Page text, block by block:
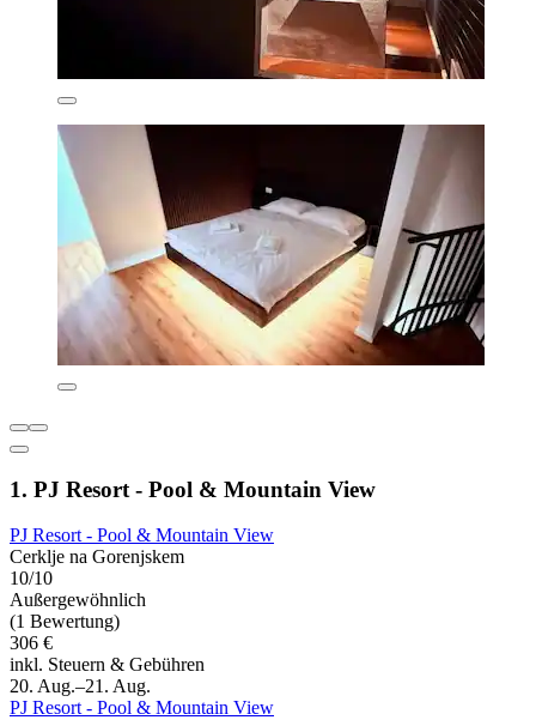
1. PJ Resort - Pool & Mountain View
PJ Resort - Pool & Mountain View
Cerklje na Gorenjskem
10/10
Außergewöhnlich
(1 Bewertung)
306 €
inkl. Steuern & Gebühren
20. Aug.–21. Aug.
PJ Resort - Pool & Mountain View